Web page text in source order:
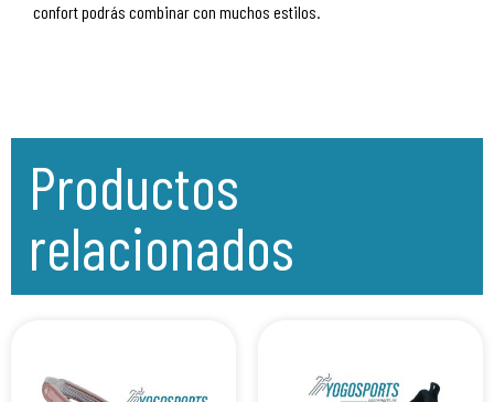
confort podrás combinar con muchos estilos.
Productos
relacionados